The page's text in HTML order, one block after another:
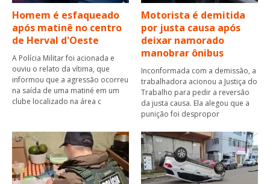
Homem é esfaqueado
após matinê no centro
de Herval d'Oeste
A Polícia Militar foi acionada e
ouviu o relato da vítima, que
informou que a agressão ocorreu
na saída de uma matiné em um
clube localizado na área c
Motorista é demitida
por justa causa após
deixar namorado
manobrar ônibus
Inconformada com a demissão, a
trabalhadora acionou a Justiça do
Trabalho para pedir a reversão
da justa causa. Ela alegou que a
punição foi despropor